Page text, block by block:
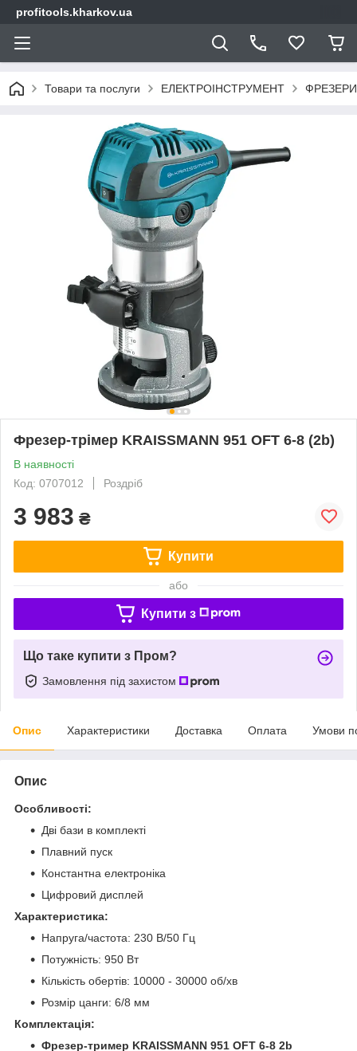
profitools.kharkov.ua
Товари та послуги ЕЛЕКТРОІНСТРУМЕНТ
Фрезер-трімер KRAISSMANN 951 OFT 6-8 (2b)
В наявності
Код: 0707012
Роздріб
3 983 ₴
Купити
або
Купити з
Що таке купити з Пром?
Замовлення під захистом
Опис Характеристики Доставка Оплата Умови
Опис
Особливості:
Дві бази в комплекті
Плавний пуск
Константна електроніка
Цифровий дисплей
Характеристика:
Напруга/частота: 230 В/50 Гц
Потужність: 950 Вт
Кількість обертів: 10000 - 30000 об/хв
Розмір цанги: 6/8 мм
Комплектація:
Фрезер-тример KRAISSMANN 951 OFT 6-8 2b